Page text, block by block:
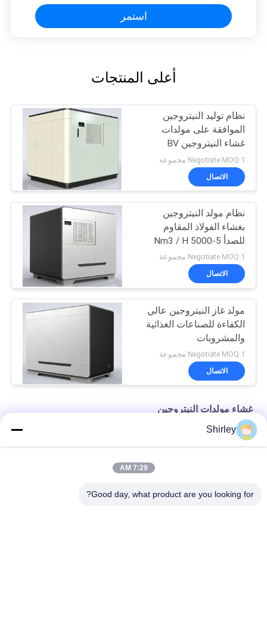
استمر
أعلى المنتجات
نظام توليد النيتروجين
الموافقة على مولدات
غشاء النيتروجين BV
Negotiate MOQ:1 مجموعة
الاتصال
نظام مولد النيتروجين
بغشاء الفولاذ المقاوم
للصدأ 5-5000 Nm3 / H
السعة
Negotiate MOQ:1 مجموعة
الاتصال
مولد غاز النيتروجين عالي
الكفاءة للصناعات الغذائية
والمشروبات
Negotiate MOQ:1 مجموعة
الاتصال
غشاء مولدات النيتروجين
غشاء مولد النيتروجين نقاء 99٪ الصناعة البحرية BV شهادة CCS TS
Shirley
7:29 AM
Good day, what product are you looking for?